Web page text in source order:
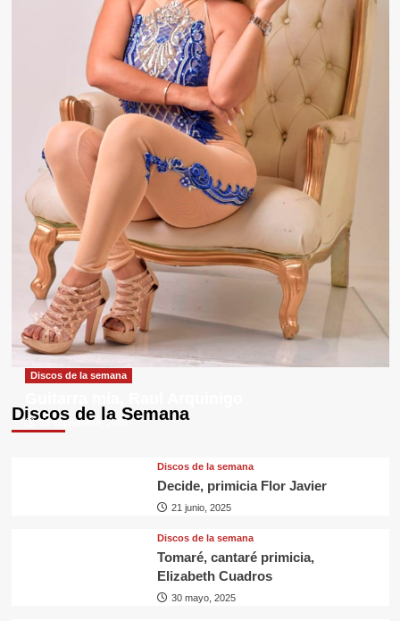
Discos de la Semana
Discos de la semana
29 septiembre, 2025
Discos de la semana
Decide, primicia Flor Javier
21 junio, 2025
Discos de la semana
Tomaré, cantaré primicia,
Elizabeth Cuadros
30 mayo, 2025